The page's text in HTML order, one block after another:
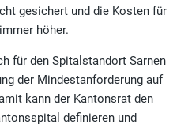
gesichert und die Kosten für
höher.
für den Spitalstandort Sarnen
der Mindestanforderung auf
kann der Kantonsrat den
definieren und